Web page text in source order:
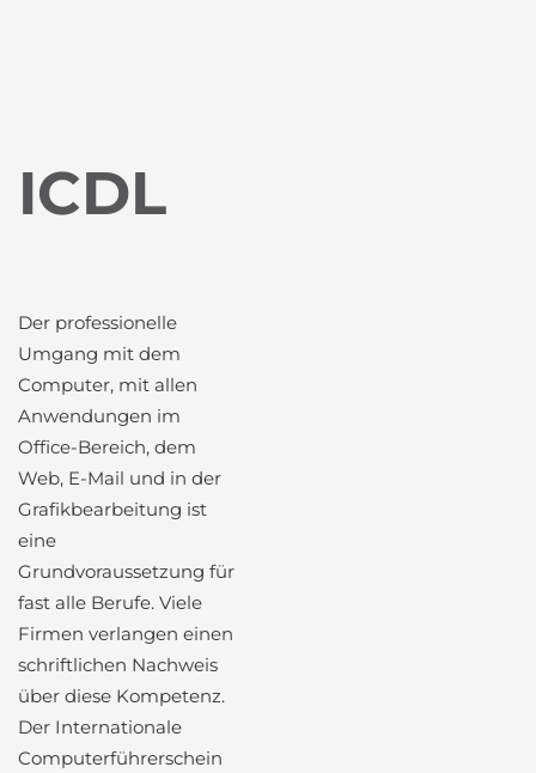
ICDL
Der professionelle
Umgang mit dem
Computer, mit allen
Anwendungen im
Office-Bereich, dem
Web, E-Mail und in der
Grafikbearbeitung ist
eine
Grundvoraussetzung für
fast alle Berufe. Viele
Firmen verlangen einen
schriftlichen Nachweis
über diese Kompetenz.
Der Internationale
Computerführerschein